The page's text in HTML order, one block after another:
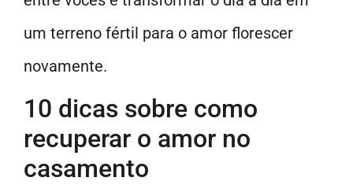
um terreno fértil para o amor florescer
novamente.
10 dicas sobre como
recuperar o amor no
casamento